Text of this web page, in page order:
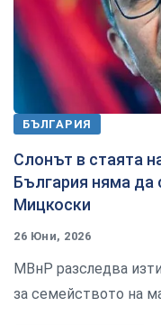
БЪЛГАРИЯ
Слонът в стаята
България няма да
Мицкоски
26 Юни, 2026
МВнР разследва
за семейството на